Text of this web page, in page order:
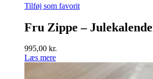
Tilføj som favorit
Fru Zippe –
995,00 kr.
Læs mere